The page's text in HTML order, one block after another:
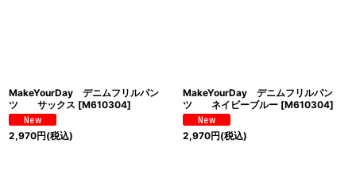
MakeYourDay デニムフリルパン
ツ サックス [M610304]
2,970円(税込)
MakeYourDay デニムフリルパン
ツ ネイビーブルー [M610304]
2,970円(税込)